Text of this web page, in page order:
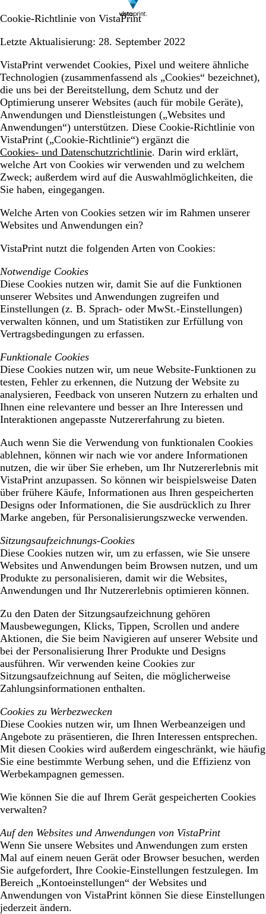
Cookie-Richtlinie von VistaPrint
Letzte Aktualisierung: 28. September 2022
VistaPrint verwendet Cookies, Pixel und weitere ähnliche
Technologien (zusammenfassend als „Cookies“ bezeichnet),
die uns bei der Bereitstellung, dem Schutz und der
Optimierung unserer Websites (auch für mobile Geräte),
Anwendungen und Dienstleistungen („Websites und
Anwendungen“) unterstützen. Diese Cookie-Richtlinie von
VistaPrint („Cookie-Richtlinie“) ergänzt die
Cookies- und Datenschutzrichtlinie. Darin wird erklärt,
welche Art von Cookies wir verwenden und zu welchem
Zweck; außerdem wird auf die Auswahlmöglichkeiten, die
Sie haben, eingegangen.
Welche Arten von Cookies setzen wir im Rahmen unserer
Websites und Anwendungen ein?
VistaPrint nutzt die folgenden Arten von Cookies:
Notwendige Cookies
Diese Cookies nutzen wir, damit Sie auf die Funktionen
unserer Websites und Anwendungen zugreifen und
Einstellungen (z. B. Sprach- oder MwSt.-Einstellungen)
verwalten können, und um Statistiken zur Erfüllung von
Vertragsbedingungen zu erfassen.
Funktionale Cookies
Diese Cookies nutzen wir, um neue Website-Funktionen zu
testen, Fehler zu erkennen, die Nutzung der Website zu
analysieren, Feedback von unseren Nutzern zu erhalten und
Ihnen eine relevantere und besser an Ihre Interessen und
Interaktionen angepasste Nutzererfahrung zu bieten.
Auch wenn Sie die Verwendung von funktionalen Cookies
ablehnen, können wir nach wie vor andere Informationen
nutzen, die wir über Sie erheben, um Ihr Nutzererlebnis mit
VistaPrint anzupassen. So können wir beispielsweise Daten
über frühere Käufe, Informationen aus Ihren gespeicherten
Designs oder Informationen, die Sie ausdrücklich zu Ihrer
Marke angeben, für Personalisierungszwecke verwenden.
Sitzungsaufzeichnungs-Cookies
Diese Cookies nutzen wir, um zu erfassen, wie Sie unsere
Websites und Anwendungen beim Browsen nutzen, und um
Produkte zu personalisieren, damit wir die Websites,
Anwendungen und Ihr Nutzererlebnis optimieren können.
Zu den Daten der Sitzungsaufzeichnung gehören
Mausbewegungen, Klicks, Tippen, Scrollen und andere
Aktionen, die Sie beim Navigieren auf unserer Website und
bei der Personalisierung Ihrer Produkte und Designs
ausführen. Wir verwenden keine Cookies zur
Sitzungsaufzeichnung auf Seiten, die möglicherweise
Zahlungsinformationen enthalten.
Cookies zu Werbezwecken
Diese Cookies nutzen wir, um Ihnen Werbeanzeigen und
Angebote zu präsentieren, die Ihren Interessen entsprechen.
Mit diesen Cookies wird außerdem eingeschränkt, wie häufig
Sie eine bestimmte Werbung sehen, und die Effizienz von
Werbekampagnen gemessen.
Wie können Sie die auf Ihrem Gerät gespeicherten Cookies
verwalten?
Auf den Websites und Anwendungen von VistaPrint
Wenn Sie unsere Websites und Anwendungen zum ersten
Mal auf einem neuen Gerät oder Browser besuchen, werden
Sie aufgefordert, Ihre Cookie-Einstellungen festzulegen. Im
Bereich „Kontoeinstellungen“ der Websites und
Anwendungen von VistaPrint können Sie diese Einstellungen
jederzeit ändern.